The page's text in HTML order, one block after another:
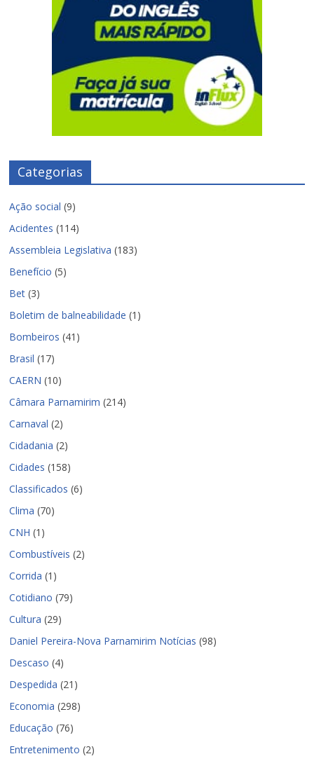
Categorias
Ação social (9)
Acidentes (114)
Assembleia Legislativa (183)
Benefício (5)
Bet (3)
Boletim de balneabilidade (1)
Bombeiros (41)
Brasil (17)
CAERN (10)
Câmara Parnamirim (214)
Carnaval (2)
Cidadania (2)
Cidades (158)
Classificados (6)
Clima (70)
CNH (1)
Combustíveis (2)
Corrida (1)
Cotidiano (79)
Cultura (29)
Daniel Pereira-Nova Parnamirim Notícias (98)
Descaso (4)
Despedida (21)
Economia (298)
Educação (76)
Entretenimento (2)